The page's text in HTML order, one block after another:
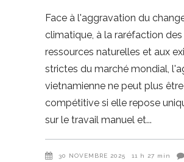
Face à l'aggravation du
climatique, à la raréfaction des
ressources naturelles et aux
strictes du marché mondial,
vietnamienne ne peut plus être
compétitive si elle repose
sur le travail manuel et
30 NOVEMBRE 2025 11 h 27 min